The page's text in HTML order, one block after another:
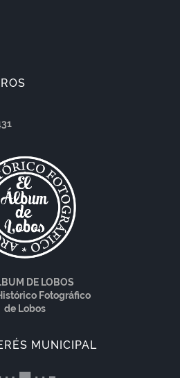
DE LOBOS
Fotográfico
de Lobos
MUNICIPAL